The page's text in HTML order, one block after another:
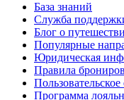
База знаний
Служба
Блог о
Популярные
Юридическая
Правила
Программа